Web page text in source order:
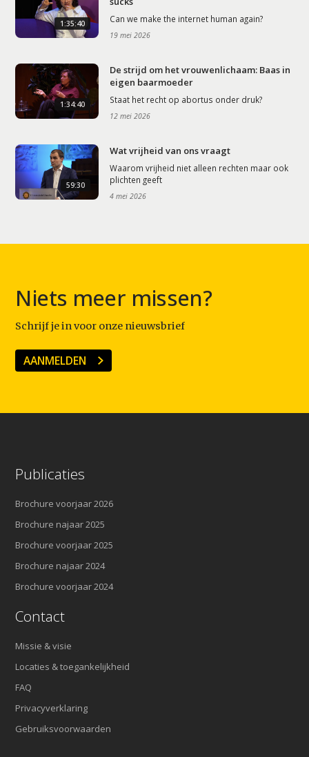
1:35:40 Can we make the internet human again?
19 mei 2026
1:34:40
De strijd om het vrouwenlichaam: Baas in
eigen baarmoeder
Staat het recht op abortus onder druk?
12 mei 2026
59:30
Wat vrijheid van ons vraagt
Waarom vrijheid niet alleen rechten maar ook
plichten geeft
4 mei 2026
Niets meer missen?
Schrijf je in voor onze nieuwsbrief
AANMELDEN
Publicaties
Brochure voorjaar 2026
Brochure najaar 2025
Brochure voorjaar 2025
Brochure najaar 2024
Brochure voorjaar 2024
Contact
Missie & visie
Locaties & toegankelijkheid
FAQ
Privacyverklaring
Gebruiksvoorwaarden